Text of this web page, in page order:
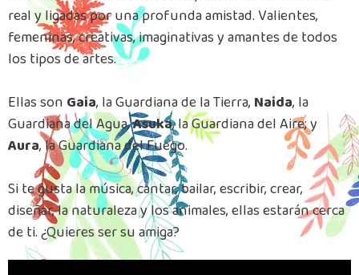
real y ligadas por una profunda amistad. Valientes,
femeninas, creativas, imaginativas y amantes de todos
los tipos de artes.
Ellas son Gaia, la Guardiana de la Tierra, Naida, la
Guardiana del Agua,Asuka, la Guardiana del Aire; y
Aura, la Guardiana del Fuego.
Si te gusta la música, cantar, bailar, escribir, crear,
diseñar, la naturaleza y los animales, ellas estarán cerca
de ti. ¿Quieres ser su amiga?